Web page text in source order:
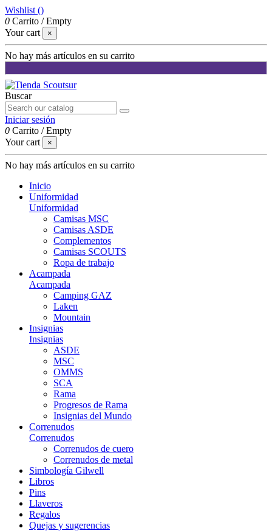
Wishlist ()
0 Carrito /Empty
Your cart
×
No hay más artículos en su carrito
Buscar
Iniciar sesión
0 Carrito /Empty
Your cart
×
No hay más artículos en su carrito
Inicio
Uniformidad
Uniformidad
Camisas MSC
Camisas ASDE
Complementos
Camisas SCOUTS
Ropa de trabajo
Acampada
Acampada
Camping GAZ
Laken
Mountain
Insignias
Insignias
ASDE
MSC
OMMS
SCA
Rama
Progresos de Rama
Insignias del Mundo
Correnudos
Correnudos
Correnudos de cuero
Correnudos de metal
Simbología Gilwell
Libros
Pins
Llaveros
Regalos
Quejas y sugerencias